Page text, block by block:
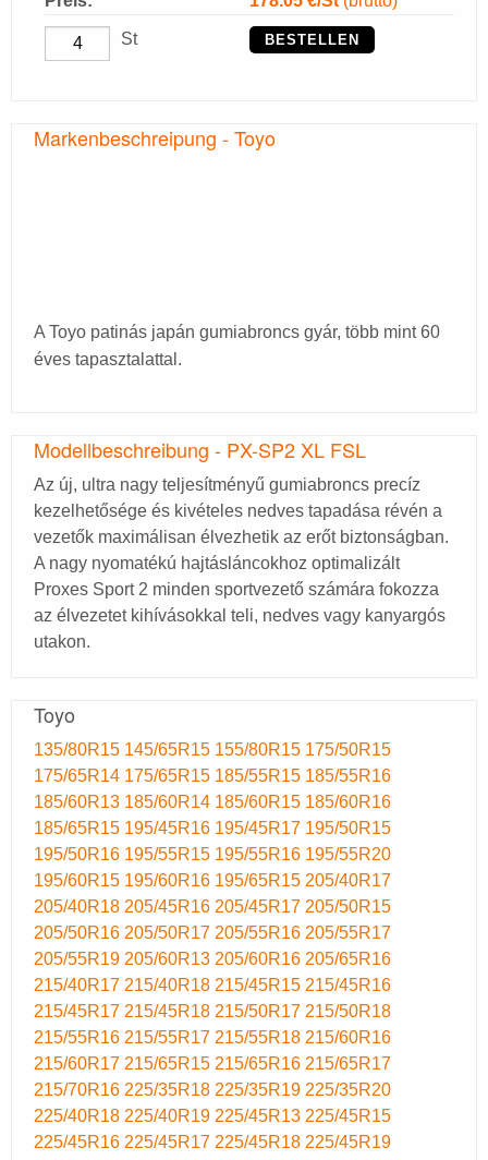
St BESTELLEN
Markenbeschreipung - Toyo
A Toyo patinás japán gumiabroncs gyár, több mint 60
éves tapasztalattal.
Modellbeschreibung - PX-SP2 XL FSL
Az új, ultra nagy teljesítményű gumiabroncs precíz
kezelhetősége és kivételes nedves tapadása révén a
vezetők maximálisan élvezhetik az erőt biztonságban.
A nagy nyomatékú hajtásláncokhoz optimalizált
Proxes Sport 2 minden sportvezető számára fokozza
az élvezetet kihívásokkal teli, nedves vagy kanyargós
utakon.
Toyo
135/80R15 145/65R15 155/80R15 175/50R15
175/65R14 175/65R15 185/55R15 185/55R16
185/60R13 185/60R14 185/60R15 185/60R16
185/65R15 195/45R16 195/45R17 195/50R15
195/50R16 195/55R15 195/55R16 195/55R20
195/60R15 195/60R16 195/65R15 205/40R17
205/40R18 205/45R16 205/45R17 205/50R15
205/50R16 205/50R17 205/55R16 205/55R17
205/55R19 205/60R13 205/60R16 205/65R16
215/40R17 215/40R18 215/45R15 215/45R16
215/45R17 215/45R18 215/50R17 215/50R18
215/55R16 215/55R17 215/55R18 215/60R16
215/60R17 215/65R15 215/65R16 215/65R17
215/70R16 225/35R18 225/35R19 225/35R20
225/40R18 225/40R19 225/45R13 225/45R15
225/45R16 225/45R17 225/45R18 225/45R19